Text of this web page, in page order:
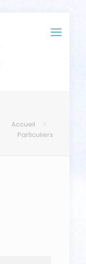
Accueil
Particuliers